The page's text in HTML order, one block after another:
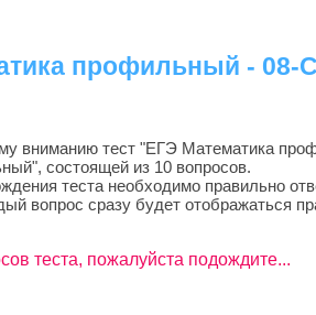
профильный - 08-
вниманию тест "ЕГЭ Математика
состоящей из 10 вопросов.
теста необходимо правильно
вопрос сразу будет отображаться
теста, пожалуйста подождите...